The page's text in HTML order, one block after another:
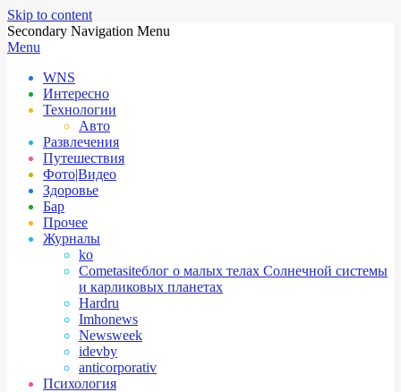
Skip to content
Secondary Navigation Menu
Menu
WNS
Интересно
Технологии
Авто
Развлечения
Путешествия
Фото|Видео
Здоровье
Бар
Прочее
Журналы
ko
Cometasiteблог о малых телах Солнечной системы
и карликовых планетах
Hardru
Imhonews
Newsweek
idevby
anticorporativ
Психология